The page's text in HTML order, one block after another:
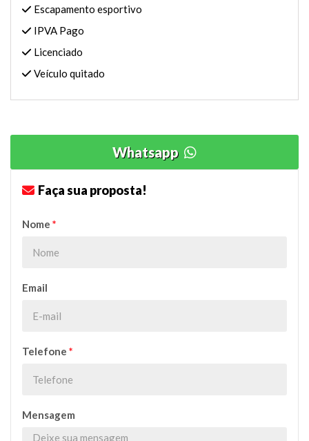
Escapamento esportivo
IPVA Pago
Licenciado
Veículo quitado
Whatsapp
Faça sua proposta!
Nome *
Email
Telefone *
Mensagem